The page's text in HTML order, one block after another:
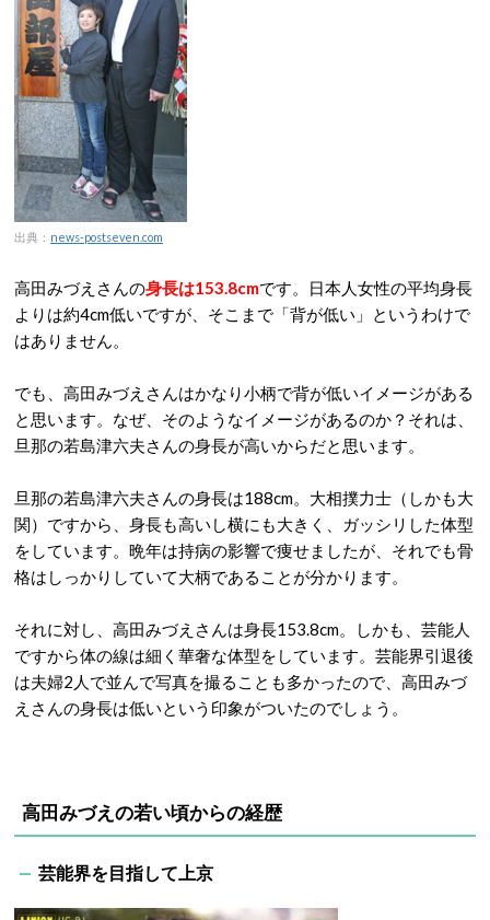
出典： news-postseven.com
高田みづえさんの身長は153.8cmです。日本人女性の平均身長
よりは約4cm低いですが、そこまで「背が低い」というわけで
はありません。
でも、高田みづえさんはかなり小柄で背が低いイメージがある
と思います。なぜ、そのようなイメージがあるのか？それは、
旦那の若島津六夫さんの身長が高いからだと思います。
旦那の若島津六夫さんの身長は188cm。大相撲力士（しかも大
関）ですから、身長も高いし横にも大きく、ガッシリした体型
をしています。晩年は持病の影響で痩せましたが、それでも骨
格はしっかりしていて大柄であることが分かります。
それに対し、高田みづえさんは身長153.8cm。しかも、芸能人
ですから体の線は細く華奢な体型をしています。芸能界引退後
は夫婦2人で並んで写真を撮ることも多かったので、高田みづ
えさんの身長は低いという印象がついたのでしょう。
高田みづえの若い頃からの経歴
芸能界を目指して上京